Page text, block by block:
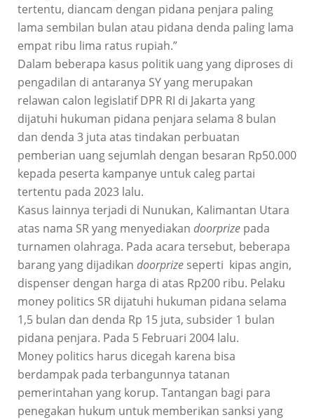
tertentu, diancam dengan pidana penjara paling
lama sembilan bulan atau pidana denda paling lama
empat ribu lima ratus rupiah.”
Dalam beberapa kasus politik uang yang diproses di
pengadilan di antaranya SY yang merupakan
relawan calon legislatif DPR RI di Jakarta yang
dijatuhi hukuman pidana penjara selama 8 bulan
dan denda 3 juta atas tindakan perbuatan
pemberian uang sejumlah dengan besaran Rp50.000
kepada peserta kampanye untuk caleg partai
tertentu pada 2023 lalu.
Kasus lainnya terjadi di Nunukan, Kalimantan Utara
atas nama SR yang menyediakan doorprizepada
turnamen olahraga. Pada acara tersebut, beberapa
barang yang dijadikan doorprize seperti kipas angin,
dispenser dengan harga di atas Rp200 ribu. Pelaku
money politics SR dijatuhi hukuman pidana selama
1,5 bulan dan denda Rp 15 juta, subsider 1 bulan
pidana penjara. Pada 5 Februari 2004 lalu.
Money politics harus dicegah karena bisa
berdampak pada terbangunnya tatanan
pemerintahan yang korup. Tantangan bagi para
penegakan hukum untuk memberikan sanksi yang